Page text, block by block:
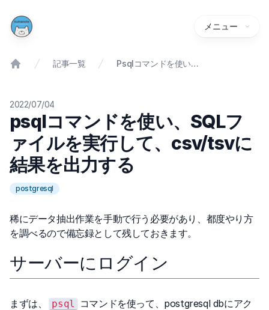
メニュー
記事一覧 Psqlコマンドを使い、SQLファイルを実行して、csv/tsvに結果を出力する
2022/07/04
psqlコマンドを使い、SQLフ
ァイルを実行して、csv/tsvに
結果を出力する
postgresql
稀にデータ抽出作業を手動で行う必要があり、都度やり方
を調べるので備忘録として残しておきます。
サーバーにログイン
まずは、 psql
コマンドを使って、postgresql dbにアク